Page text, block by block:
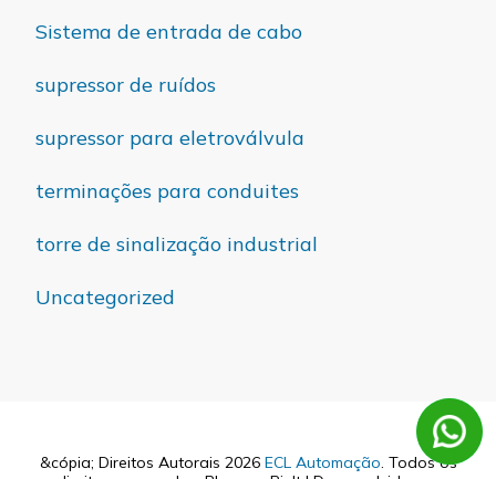
Sistema de entrada de cabo
supressor de ruídos
supressor para eletroválvula
terminações para conduites
torre de sinalização industrial
Uncategorized
&cópia; Direitos Autorais 2026 ECL Automação. Todos os